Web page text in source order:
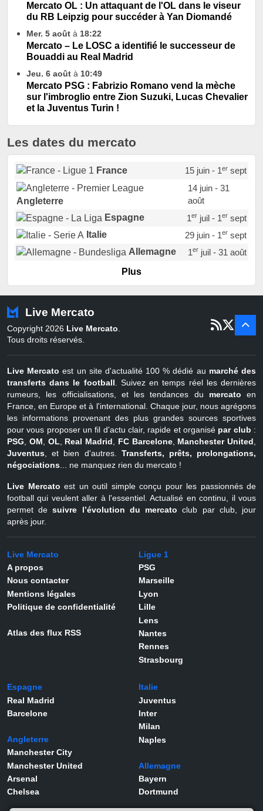
Mercato OL : Un attaquant de l'OL dans le viseur
du RB Leipzig pour succéder à Yan Diomandé
Mer. 5 août à 18:22
Mercato – Le LOSC a identifié le successeur de
Bouaddi au Real Madrid
Jeu. 6 août à 10:49
Mercato PSG : Fabrizio Romano vend la mèche
sur l'imbroglio entre Zion Suzuki, Lucas Chevalier
et la Juventus Turin !
Les dates du mercato
France 15 juin - 1ersept
Angleterre
14 juin - 31
août
Espagne
1erjuil - 1ersept
Italie
29 juin - 1ersept
Allemagne
1erjuil - 31 août
Portugal
Pays-Bas
22 juin - 2 sept
Belgique
juil - 31
Plus
Live Mercato
Copyright 2026 Live Mercato.
Tous droits réservés.
Live Mercato est un site d'actualité 100 % dédié au marché des
transferts dans le football. Suivez en temps réel les dernières
rumeurs, les officialisations, et les tendances du mercato en
France, en Europe et à l'international. Chaque jour, nous agrégons
les informations provenant des plus grandes sources sportives
pour vous proposer un fil d'actu clair, rapide et organisé par club :
PSG, OM, OL, Real Madrid, FC Barcelone, Manchester United,
Juventus, et bien d'autres. Transferts, prêts, prolongations,
négociations... ne manquez rien du mercato !
Live Mercato est un outil simple conçu pour les passionnés de
football qui veulent aller à l'essentiel. Actualisé en continu, il vous
permet desuivre l’évolution du mercato club par club, jour
après jour.
Live Mercato
A propos
Nous contacter
Mentions légales
Politique de confidentialité
Atlas des flux RSS
Ligue 1
PSG
Marseille
Lyon
Lille
Lens
Nantes
Rennes
Strasbourg
Espagne
Real Madrid
Barcelone
Angleterre
Manchester City
Manchester United
Arsenal
Chelsea
Italie
Juventus
Inter
Milan
Naples
Allemagne
Bayern
Dortmund